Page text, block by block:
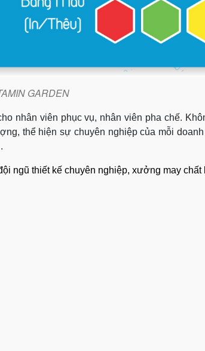
GARDEN
nhân viên phục vụ, nhân viên pha chế.
thể hiện sự chuyên nghiệp của mỗi
ngũ thiết kế chuyên nghiệp, xưởng may